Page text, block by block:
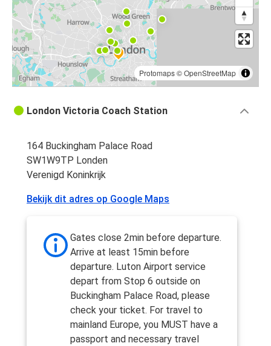
Protomaps©OpenStreetMap
London Victoria Coach Station
164 Buckingham Palace Road
SW1W9TP Londen
Verenigd Koninkrijk
Bekijk dit adres op Google Maps
Gates close 2min before departure.
Arrive at least 15min before
departure. Luton Airport service
depart from Stop 6 outside on
Buckingham Palace Road, please
check your ticket. For travel to
mainland Europe, you MUST have a
passport and necessary travel